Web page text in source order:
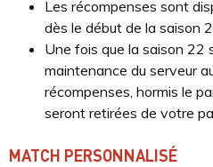
Les récompenses sont
dès le début de la saison
Une fois que la saison 22
maintenance du serveur
récompenses, hormis le
seront retirées de votre
MATCH PERSONNALISÉ